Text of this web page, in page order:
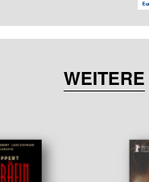
WEITERE